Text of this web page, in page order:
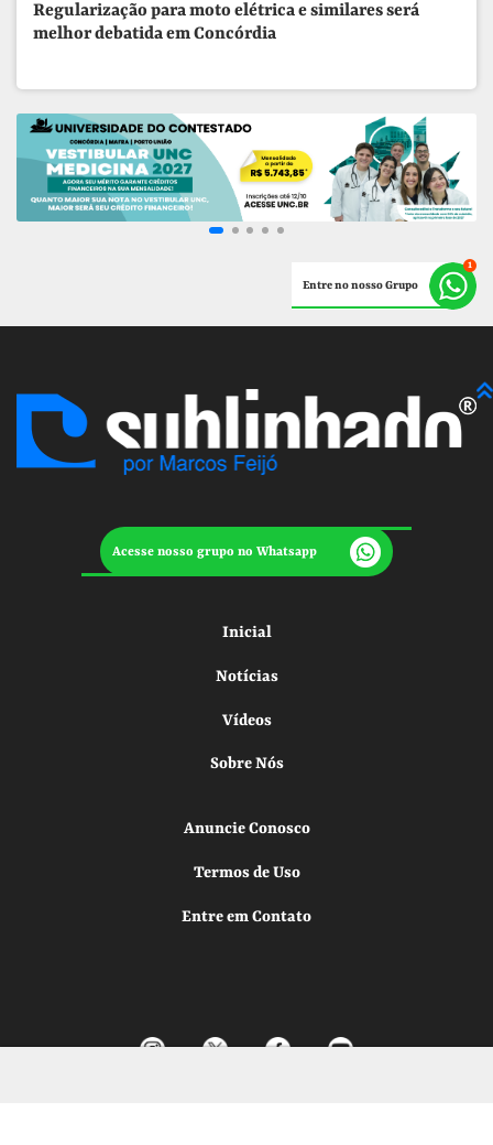
Regularização para moto elétrica e similares será
melhor debatida em Concórdia
Entre no nosso Grupo
Acesse nosso grupo no Whatsapp
Inicial
Notícias
Vídeos
Sobre Nós
Anuncie Conosco
Termos de Uso
Entre em Contato